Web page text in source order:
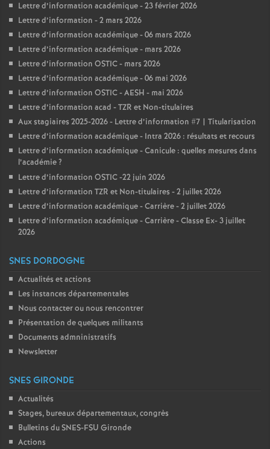
Lettre d’information académique - 23 février 2026
Lettre d’information - 2 mars 2026
Lettre d’information académique - 06 mars 2026
Lettre d’information académique - mars 2026
Lettre d’information OSTIC - mars 2026
Lettre d’information académique - 06 mai 2026
Lettre d’information OSTIC - AESH - mai 2026
Lettre d’information acad - TZR et Non-titulaires
Aux stagiaires 2025-2026 - Lettre d’information #7 | Titularisation
Lettre d’information académique - Intra 2026 : résultats et recours
Lettre d’information académique - Canicule : quelles mesures dans
l’académie?
Lettre d’information OSTIC -22 juin 2026
Lettre d’information TZR et Non-titulaires - 2 juillet 2026
Lettre d’information académique - Carrière - 2 juillet 2026
Lettre d’information académique - Carrière - Classe Ex- 3 juillet
2026
SNES DORDOGNE
Actualités et actions
Les instances départementales
Nous contacter ou nous rencontrer
Présentation de quelques militants
Documents admninistratifs
Newsletter
SNES GIRONDE
Actualités
Stages, bureaux départementaux, congrès
Bulletins du SNES-FSU Gironde
Actions